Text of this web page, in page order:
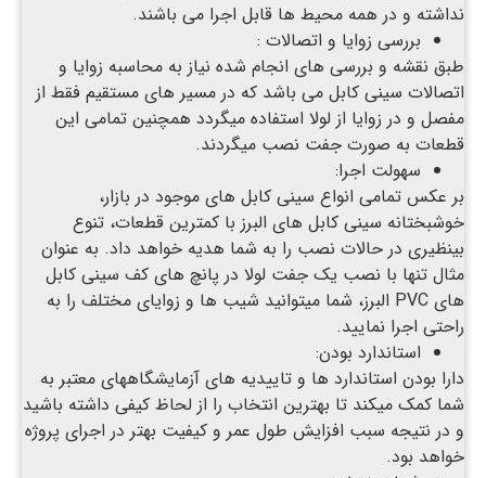
نداشته و در همه محیط ها قابل اجرا می باشند.
بررسی زوایا و اتصالات :
طبق نقشه و بررسی های انجام شده نیاز به محاسبه زوایا و
اتصالات سینی کابل می باشد که در مسیر های مستقیم فقط از
مفصل و در زوایا از لولا استفاده میگردد همچنین تمامی این
قطعات به صورت جفت نصب میگردند.
سهولت اجرا:
بر عکس تمامی انواع سینی کابل های موجود در بازار،
خوشبختانه سینی کابل های البرز با کمترین قطعات، تنوع
بینظیری در حالات نصب را به شما هدیه خواهد داد. به عنوان
مثال تنها با نصب یک جفت لولا در پانچ های کف سینی کابل
های PVC البرز، شما میتوانید شیب ها و زوایای مختلف را به
راحتی اجرا نمایید.
استاندارد بودن:
دارا بودن استاندارد ها و تاییدیه های آزمایشگاههای معتبر به
شما کمک میکند تا بهترین انتخاب را از لحاظ کیفی داشته باشید
و در نتیجه سبب افزایش طول عمر و کیفیت بهتر در اجرای پروژه
خواهد بود.